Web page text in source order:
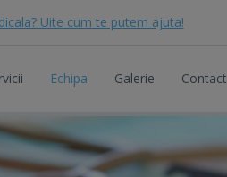
Uite cum te putem ajuta!
Echipa Galerie Contact